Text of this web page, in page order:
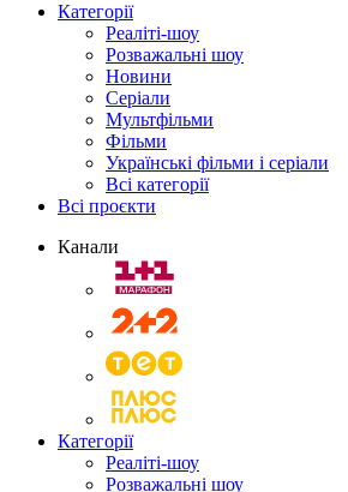
Категорії
Реаліті-шоу
Розважальні шоу
Новини
Серіали
Мультфільми
Фільми
Українські фільми і серіали
Всі категорії
Всі проєкти
Канали
Категорії
Реаліті-шоу
Розважальні шоу